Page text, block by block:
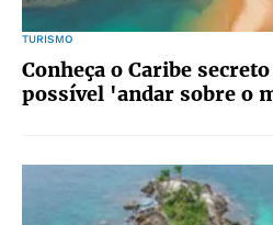
TURISMO
Conheça o Caribe
possível 'andar sobre o